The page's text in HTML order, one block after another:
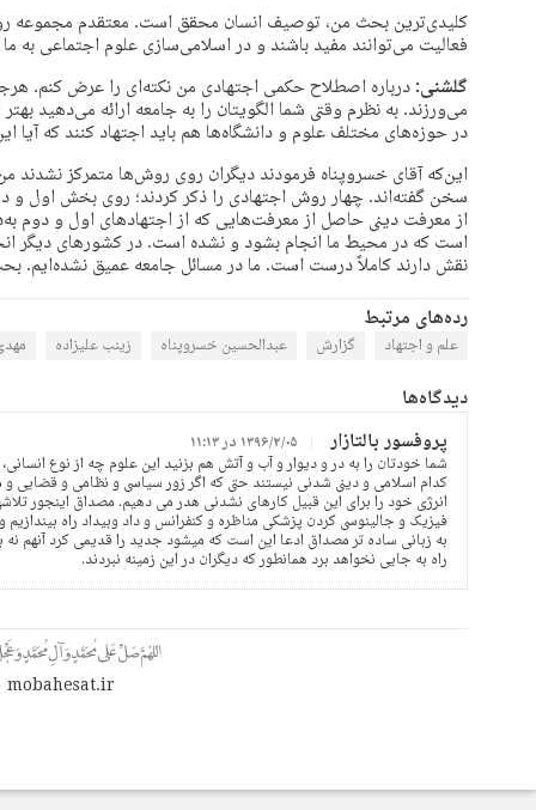
کلیدی‌ترین بحث من، توصیف انسان محقق است. معتقدم مجموعه
فعالیت می‌توانند مفید باشند و در اسلامی‌سازی علوم اجتماعی به
گلشنی:درباره اصطلاح حکمی اجتهادی من نکته‌ای را عرض کنم.
می‌ورزند. به نظرم وقتی شما الگویتان را به جامعه ارائه می‌دهید
در حوزه‌های مختلف علوم و دانشگاه‌­ها هم باید اجتهاد کنند که آیا
این‌که آقای خسروپناه فرمودند دیگران روی روش‌ها متمرکز نشدند
سخن گفته‌اند. چهار روش اجتهادی را ذکر کردند؛ روی بخش اول
از معرفت دینی حاصل از معرفت‌هایی که از اجتهادهای اول و دوم
است که در محیط ما انجام بشود و نشده است. در کشورهای دیگر
نقش دارند کاملاً درست است. ما در مسائل جامعه عمیق نشده‌ایم.
رده‌های مرتبط
علم و اجتهاد گزارش عبدالحسین خسروپناه زینب علیزاده
دیدگاه‌ها
پروفسور بالتازار
۱۳۹۶/۲/۰۵ در ۱۱:۱۳
شما خودتان را به در و دیوار و آب و آتش هم بزنید این علوم چه از نوع
کدام اسلامی و دینی شدنی نیستند حتی که اگر زور سیاسی و نظامی و قضایی
انرژی خود را برای این قبیل کارهای نشدنی هدر می دهیم. مصداق اینجور
فیزیک و جالینوسی کردن پزشکی مناظره و کنفرانس و داد وبیداد راه
به زبانی ساده تر مصداق ادعا این است که میشود جدید را قدیمی کرد آنهم
راه به جایی نخواهد برد همانطور که دیگران در این زمینه نبردند.
mobahesat.ir